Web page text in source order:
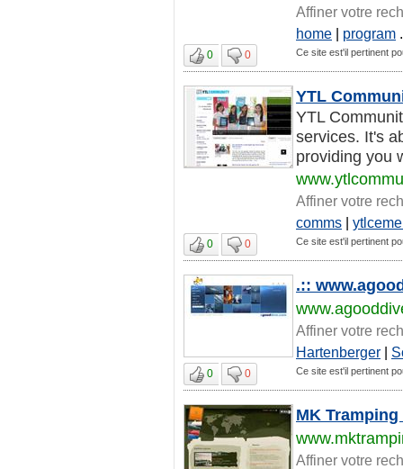
Affiner votre
home | program
0 0 Ce site est'il pertinent
YTL
YTL
services. It's
providing you
Affiner votre
comms |
0 0 Ce site est'il pertinent
.::
Affiner votre
Hartenberger |
0 0 Ce site est'il pertinent
MK
Affiner votre